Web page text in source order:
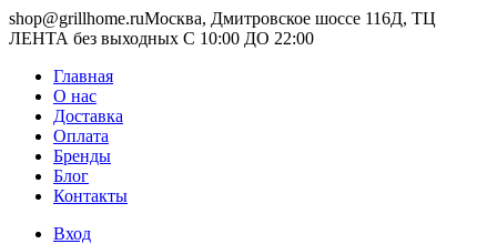
shop@grillhome.ruМосква, Дмитровское шоссе 116Д, ТЦ
ЛЕНТА без выходных С 10:00 ДО 22:00
Главная
О нас
Доставка
Оплата
Бренды
Блог
Контакты
Вход